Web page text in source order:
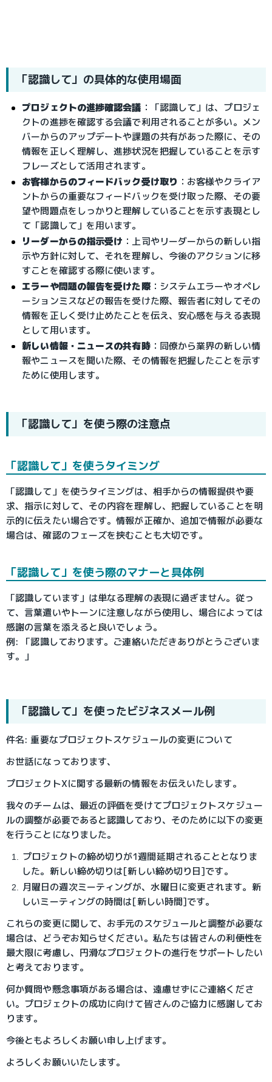
「認識して」の具体的な使用場面
プロジェクトの進捗確認会議 ：
「認識して」は、プロジェ
クトの進捗を確認する会議で利用されることが多い。メン
バーからのアップデートや課題の共有があった際に、その
情報を正しく理解し、進捗状況を把握していることを示す
フレーズとして活用されます。
お客様からのフィードバック受け取り ： お客様やクライア
ントからの重要なフィードバックを受け取った際、その要
望や問題点をしっかりと理解していることを示す表現とし
て「認識して」を用います。
リーダーからの指示受け ： 上司やリーダーからの新しい指
示や方針に対して、それを理解し、今後のアクションに移
すことを確認する際に使います。
エラーや問題の報告を受けた際： システムエラーやオペレ
ーションミスなどの報告を受けた際、報告者に対してその
情報を正しく受け止めたことを伝え、安心感を与える表現
として用います。
新しい情報・ニュースの共有時： 同僚から業界の新しい情
報やニュースを聞いた際、その情報を把握したことを示す
ために使用します。
「認識して」を使う際の注意点
「認識して」を使うタイミング
「認識して」を使うタイミングは、相手からの情報提供や要
求、指示に対して、その内容を理解し、把握していることを明
示的に伝えたい場合です。情報が正確か、追加で情報が必要な
場合は、確認のフェーズを挟むことも大切です。
「認識して」を使う際のマナーと具体例
「認識しています」は単なる理解の表現に過ぎません。従っ
て、言葉遣いやトーンに注意しながら使用し、場合によっては
感謝の言葉を添えると良いでしょう。
例: 「認識しております。 ご連絡いただきありがとうございま
す。 」
「認識して」を使ったビジネスメール例
件名: 重要なプロジェクトスケジュールの変更について
お世話になっております、
プロジェクトXに関する最新の情報をお伝えいたします。
我々のチームは、最近の評価を受けてプロジェクトスケジュー
ルの調整が必要であると認識しており、そのために以下の変更
を行うことになりました。
プロジェクトの締め切りが1週間延期されることとなりま
した。新しい締め切りは[新しい締め切り日]です。
月曜日の週次ミーティングが、水曜日に変更されます。新
しいミーティングの時間は[新しい時間]です。
これらの変更に関して、お手元のスケジュールと調整が必要な
場合は、どうぞお知らせください。私たちは皆さんの利便性を
最大限に考慮し、円滑なプロジェクトの進行をサポートしたい
と考えております。
何か質問や懸念事項がある場合は、遠慮せずにご連絡くださ
い。プロジェクトの成功に向けて皆さんのご協力に感謝してお
ります。
今後ともよろしくお願い申し上げます。
よろしくお願いいたします。